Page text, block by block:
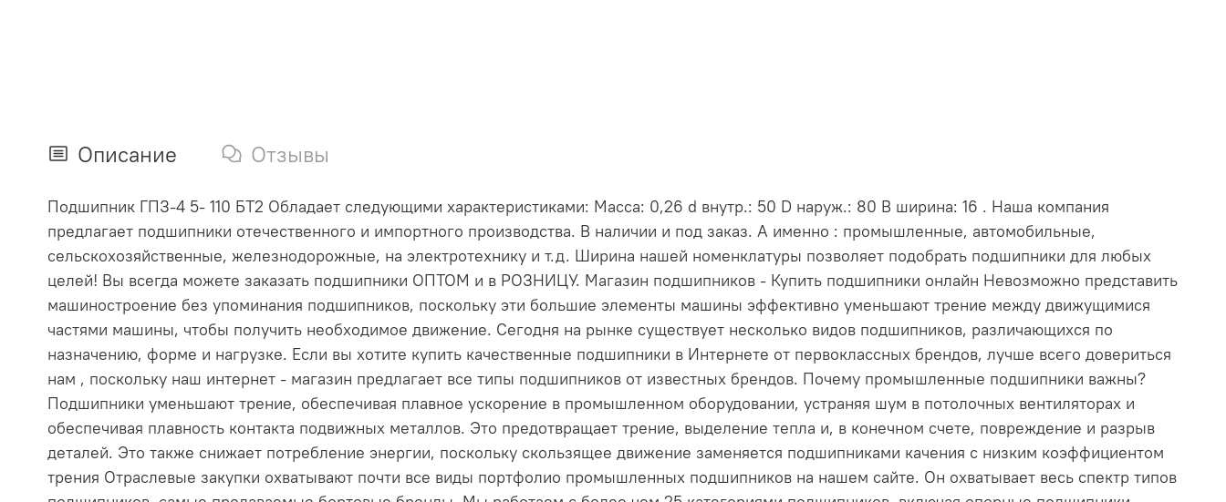
Описание Отзывы
Подшипник ГПЗ-4 5- 110 БТ2 Обладает следующими характеристиками: Масса: 0,26 d внутр.: 50 D наруж.: 80 В ширина: 16 . Наша компания
предлагает подшипники отечественного и импортного производства. В наличии и под заказ. А именно : промышленные, автомобильные,
сельскохозяйственные, железнодорожные, на электротехнику и т.д. Ширина нашей номенклатуры позволяет подобрать подшипники для любых
целей! Вы всегда можете заказать подшипники ОПТОМ и в РОЗНИЦУ. Магазин подшипников - Купить подшипники онлайн Невозможно представить
машиностроение без упоминания подшипников, поскольку эти большие элементы машины эффективно уменьшают трение между движущимися
частями машины, чтобы получить необходимое движение. Сегодня на рынке существует несколько видов подшипников, различающихся по
назначению, форме и нагрузке. Если вы хотите купить качественные подшипники в Интернете от первоклассных брендов, лучше всего довериться
нам , поскольку наш интернет - магазин предлагает все типы подшипников от известных брендов. Почему промышленные подшипники важны?
Подшипники уменьшают трение, обеспечивая плавное ускорение в промышленном оборудовании, устраняя шум в потолочных вентиляторах и
обеспечивая плавность контакта подвижных металлов. Это предотвращает трение, выделение тепла и, в конечном счете, повреждение и разрыв
деталей. Это также снижает потребление энергии, поскольку скользящее движение заменяется подшипниками качения с низким коэффициентом
трения Отраслевые закупки охватывают почти все виды портфолио промышленных подшипников на нашем сайте. Он охватывает весь спектр типов